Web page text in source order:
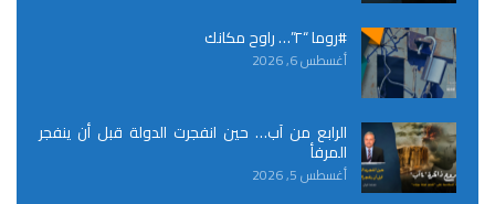
#روما “٢”… راوح مكانك
أغسطس 6, 2026
الرابع من آب… حين انفجرت الدولة قبل أن ينفجر
المرفأ
أغسطس 5, 2026